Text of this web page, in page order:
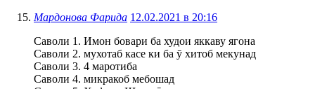
Мардонова Фарида 12.02.2021 в 20:16
Саволи 1. Имон бовари ба худои яккаву ягона
Саволи 2. мухотаб касе ки ба ӯ хитоб мекунад
Саволи 3. 4 маротиба
Саволи 4. микракоб мебошад